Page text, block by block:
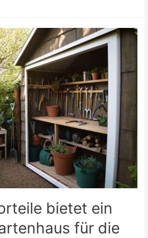
bietet ein
für die